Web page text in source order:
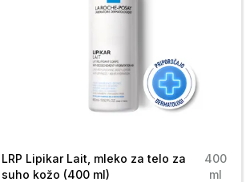
LRP Lipikar Lait, mleko za telo za
suho kožo (400 ml)
400
ml